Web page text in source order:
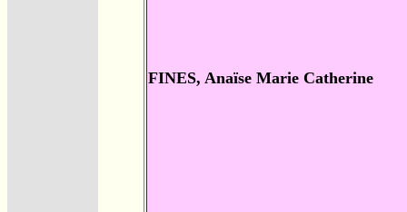
FINES, Anaïse Marie Catherine